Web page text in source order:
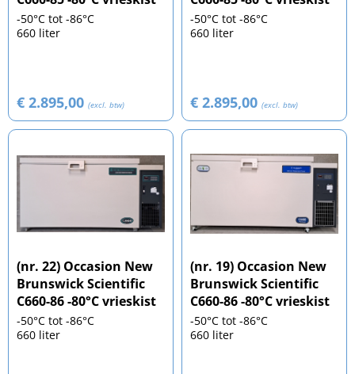
-50°C tot -86°C
660 liter
€ 2.895,00 (excl. btw)
-50°C tot -86°C
660 liter
€ 2.895,00 (excl. btw)
(nr. 22) Occasion New
Brunswick Scientific
C660-86 -80°C vrieskist
-50°C tot -86°C
660 liter
(nr. 19) Occasion New
Brunswick Scientific
C660-86 -80°C vrieskist
-50°C tot -86°C
660 liter